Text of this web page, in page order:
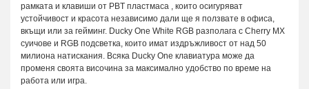
рамката и клавиши от PBT пластмаса , които осигуряват
устойчивост и красота независимо дали ще я ползвате в офиса,
вкъщи или за гейминг. Ducky One White RGB разполага с Cherry MX
суичове и RGB подсветка, които имат издръжливост от над 50
милиона натискания. Всяка Ducky One клавиатура може да
променя своята височина за максимално удобство по време на
работа или игра.